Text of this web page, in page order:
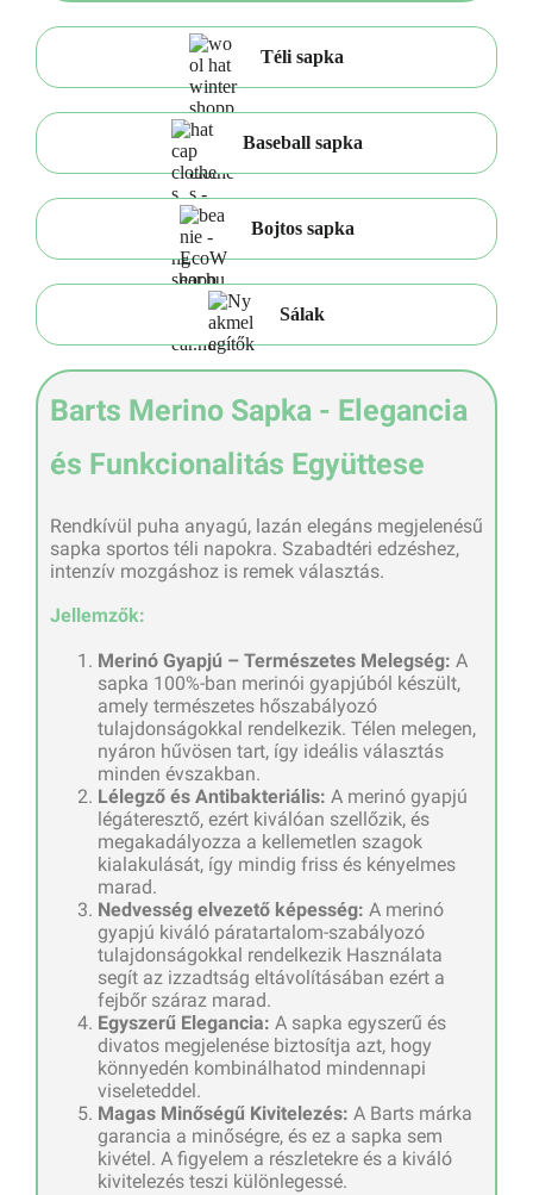
Téli sapka
Baseball sapka
Bojtos sapka
Sálak
Barts Merino Sapka - Elegancia
és Funkcionalitás Együttese
Rendkívül puha anyagú, lazán elegáns megjelenésű
sapka sportos téli napokra. Szabadtéri edzéshez,
intenzív mozgáshoz is remek választás.
Jellemzők:
Merinó Gyapjú – Természetes Melegség: A
sapka 100%-ban merinói gyapjúból készült,
amely természetes hőszabályozó
tulajdonságokkal rendelkezik. Télen melegen,
nyáron hűvösen tart, így ideális választás
minden évszakban.
Lélegző és Antibakteriális: A merinó gyapjú
légáteresztő, ezért kiválóan szellőzik, és
megakadályozza a kellemetlen szagok
kialakulását, így mindig friss és kényelmes
marad.
Nedvesség elvezető képesség: A merinó
gyapjú kiváló páratartalom-szabályozó
tulajdonságokkal rendelkezik Használata
segít az izzadtság eltávolításában ezért a
fejbőr száraz marad.
Egyszerű Elegancia: A sapka egyszerű és
divatos megjelenése biztosítja azt, hogy
könnyedén kombinálhatod mindennapi
viseleteddel.
Magas Minőségű Kivitelezés: A Barts márka
garancia a minőségre, és ez a sapka sem
kivétel. A figyelem a részletekre és a kiváló
kivitelezés teszi különlegessé.